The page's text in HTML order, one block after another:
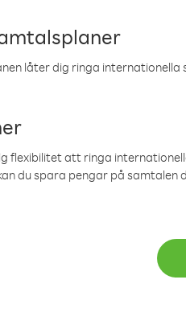
låter dig ringa internationella
flexibilitet att ringa
du spara pengar på samtalen